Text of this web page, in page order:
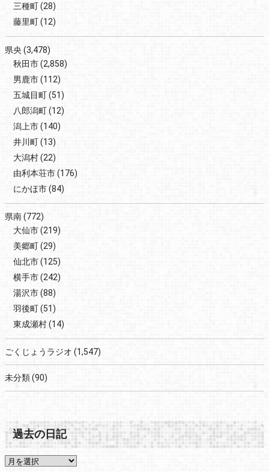
三種町(28)
藤里町(12)
県央(3,478)
秋田市(2,858)
男鹿市(112)
五城目町(51)
八郎潟町(12)
潟上市(140)
井川町(13)
大潟村(22)
由利本荘市(176)
にかほ市(84)
県南(772)
大仙市(219)
美郷町(29)
仙北市(125)
横手市(242)
湯沢市(88)
羽後町(51)
東成瀬村(14)
ごくじょうラジオ (1,547)
未分類(90)
過去の日記